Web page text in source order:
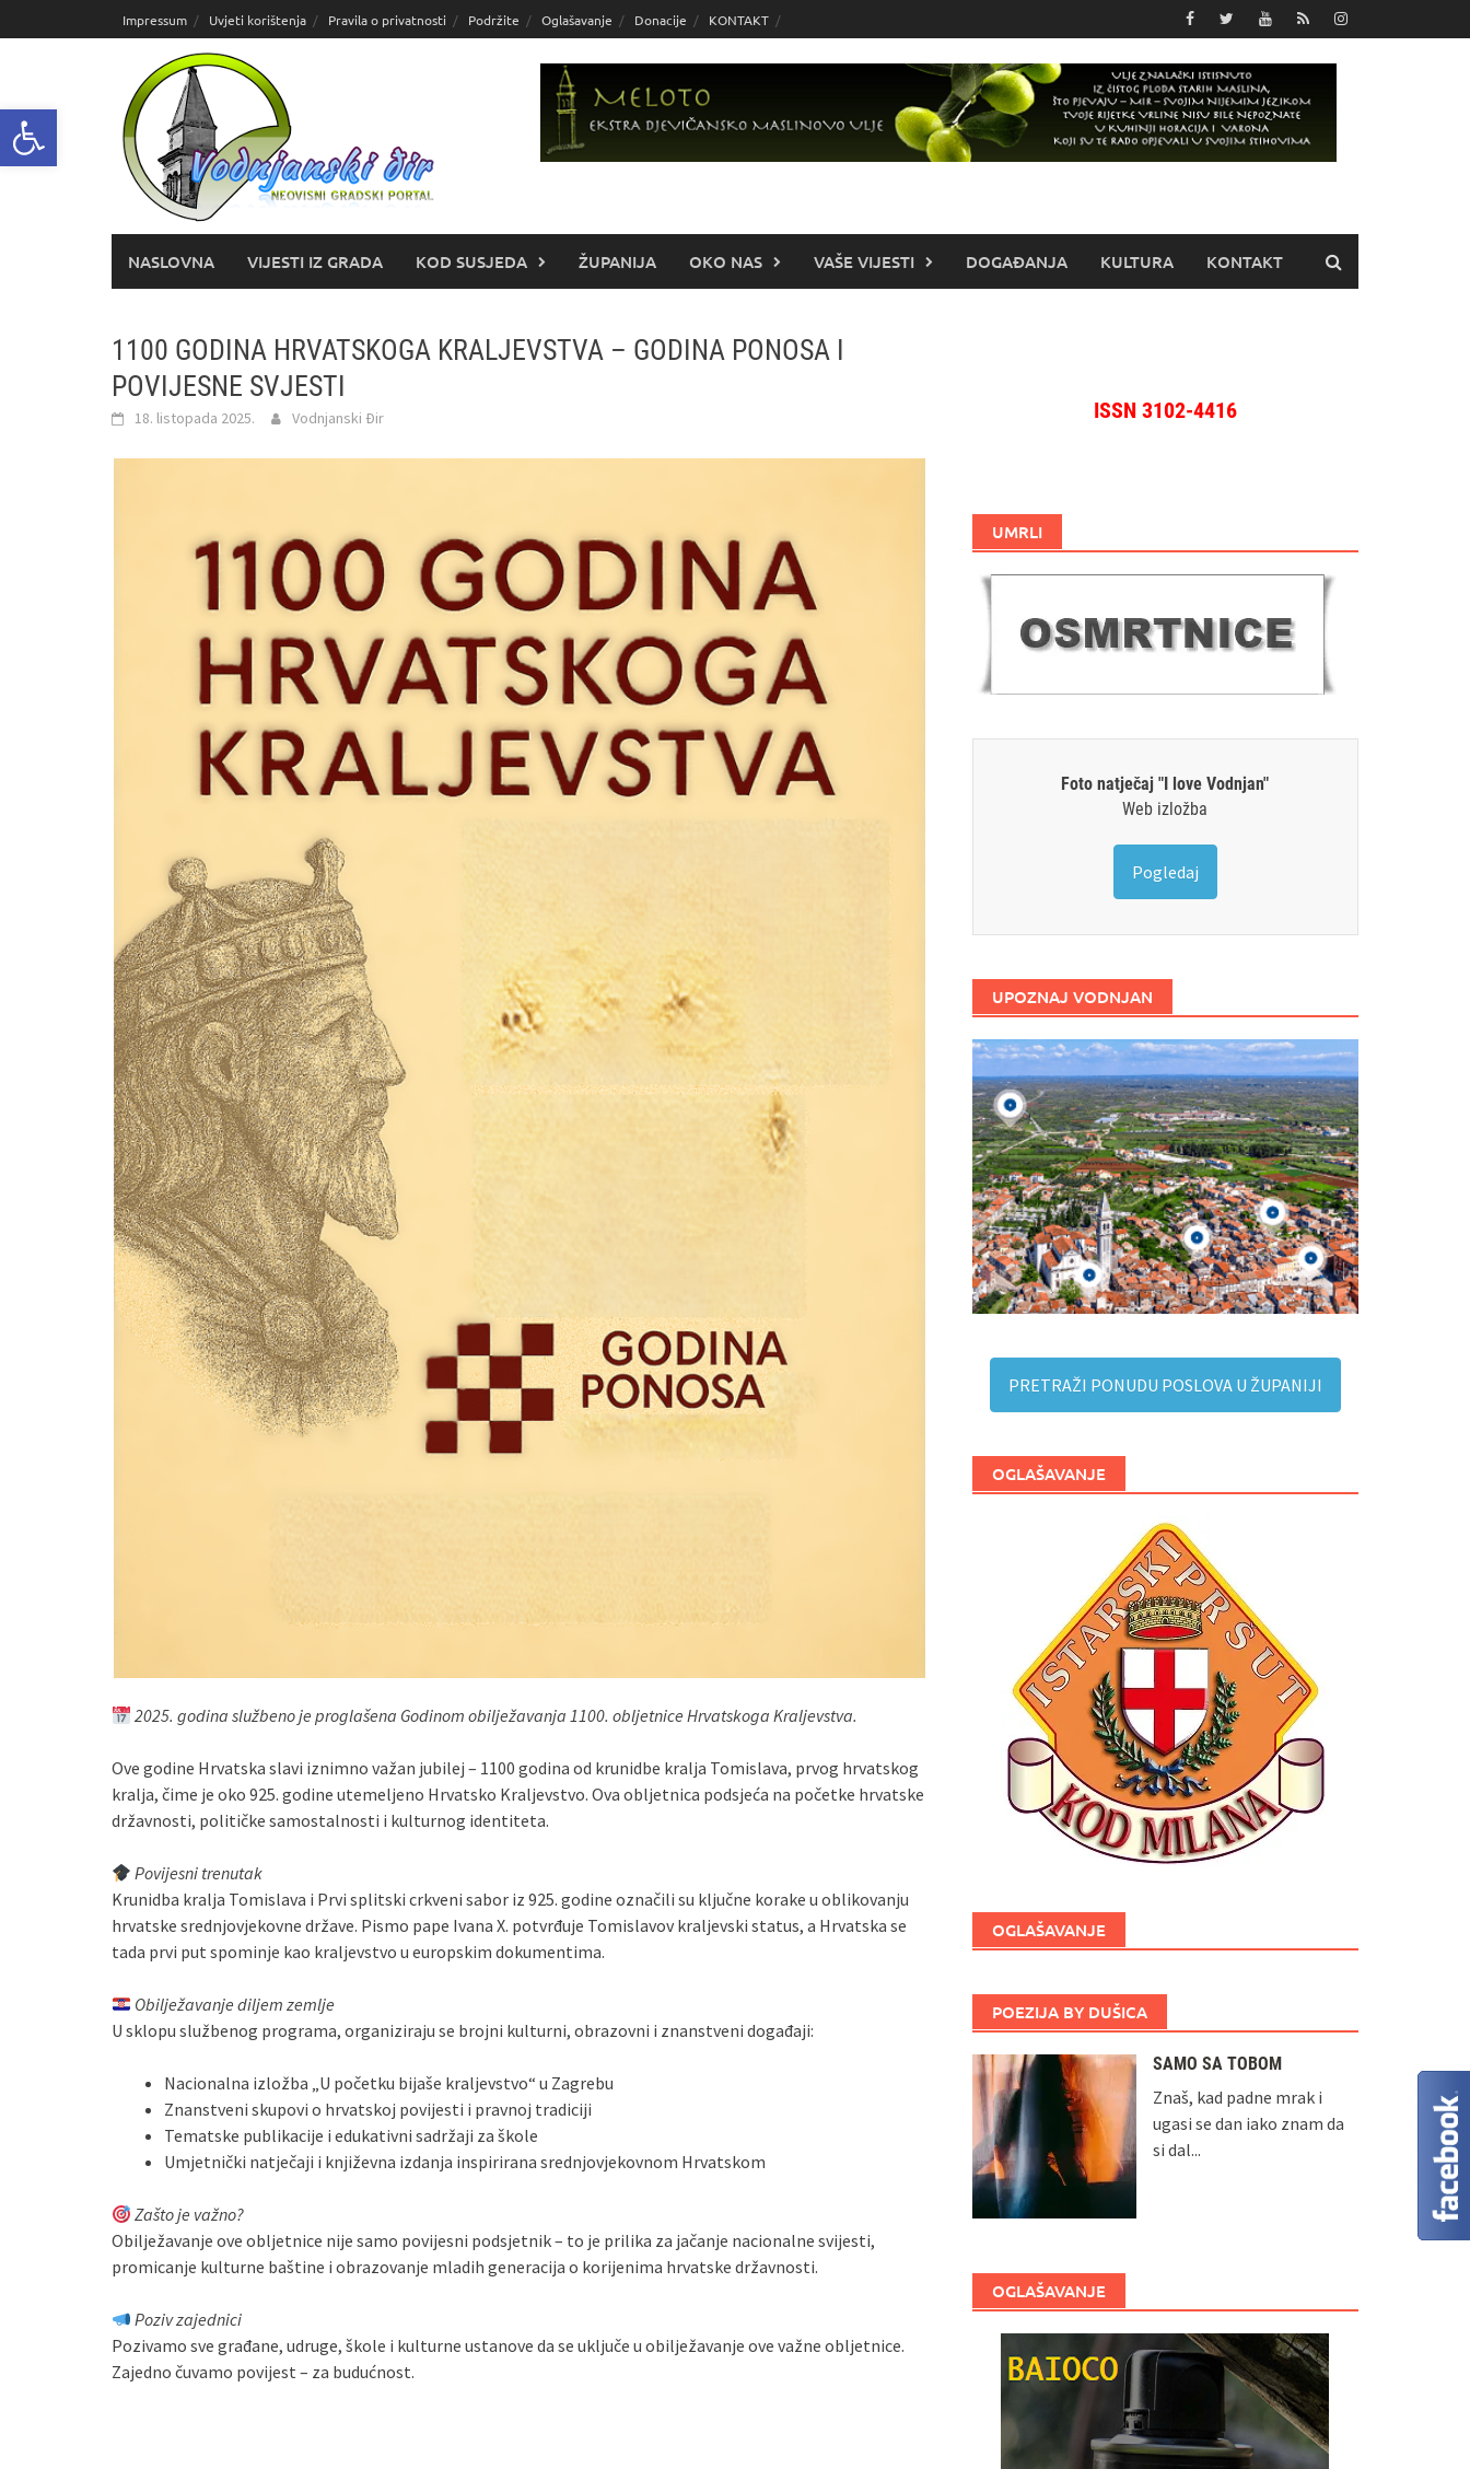
Open toolbar
do
Impressum Uvjeti korištenja Pravila o privatnosti Podržite Oglašavanje Donacije KONTAKT
NASLOVNA VIJESTI IZ GRADA KOD SUSJEDA ŽUPANIJA OKO NAS VAŠE VIJESTI DOGAĐANJA KULTURA KONTAKT
1100 GODINA HRVATSKOGA KRALJEVSTVA – GODINA PONOSA I
POVIJESNE SVJESTI
18. listopada 2025. Vodnjanski Đir
2025. godina službeno je proglašena Godinom obilježavanja 1100. obljetnice Hrvatskoga Kraljevstva.
Ove godine Hrvatska slavi iznimno važan jubilej – 1100 godina od krunidbe kralja Tomislava, prvog hrvatskog
kralja, čime je oko 925. godine utemeljeno Hrvatsko Kraljevstvo. Ova obljetnica podsjeća na početke hrvatske
državnosti, političke samostalnosti i kulturnog identiteta.
Povijesni trenutak
Krunidba kralja Tomislava i Prvi splitski crkveni sabor iz 925. godine označili su ključne korake u oblikovanju
hrvatske srednjovjekovne države. Pismo pape Ivana X. potvrđuje Tomislavov kraljevski status, a Hrvatska se
tada prvi put spominje kao kraljevstvo u europskim dokumentima.
Obilježavanje diljem zemlje
U sklopu službenog programa, organiziraju se brojni kulturni, obrazovni i znanstveni događaji:
Nacionalna izložba „U početku bijaše kraljevstvo“ u Zagrebu
Znanstveni skupovi o hrvatskoj povijesti i pravnoj tradiciji
Tematske publikacije i edukativni sadržaji za škole
Umjetnički natječaji i književna izdanja inspirirana srednjovjekovnom Hrvatskom
Zašto je važno?
Obilježavanje ove obljetnice nije samo povijesni podsjetnik – to je prilika za jačanje nacionalne svijesti,
promicanje kulturne baštine i obrazovanje mladih generacija o korijenima hrvatske državnosti.
Poziv zajednici
Pozivamo sve građane, udruge, škole i kulturne ustanove da se uključe u obilježavanje ove važne obljetnice.
Zajedno čuvamo povijest – za budućnost.
ISSN 3102-4416
UMRLI
Foto natječaj "I love Vodnjan"
Web izložba
Pogledaj
UPOZNAJ VODNJAN
PRETRAŽI PONUDU POSLOVA U ŽUPANIJI
OGLAŠAVANJE
OGLAŠAVANJE
POEZIJA BY DUŠICA
SAMO SA TOBOM
Znaš, kad padne mrak i
ugasi se dan iako znam da
si dal...
OGLAŠAVANJE